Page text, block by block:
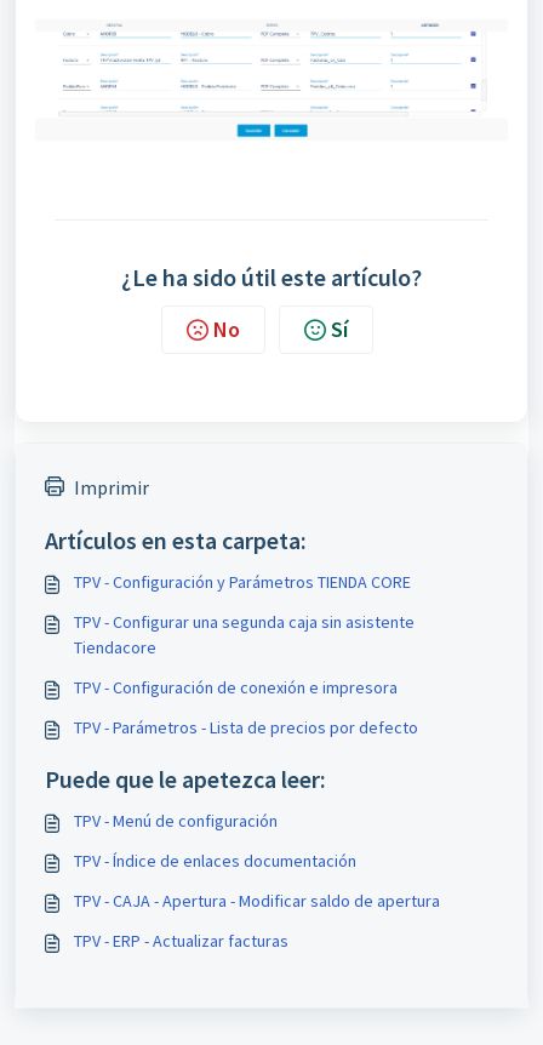
¿Le ha sido útil este artículo?
No Sí
Imprimir
Artículos en esta carpeta:
TPV - Configuración y Parámetros TIENDA CORE
TPV - Configurar una segunda caja sin asistente
Tiendacore
TPV - Configuración de conexión e impresora
TPV - Parámetros - Lista de precios por defecto
Puede que le apetezca leer:
TPV - Menú de configuración
TPV - Índice de enlaces documentación
TPV - CAJA - Apertura - Modificar saldo de apertura
TPV - ERP - Actualizar facturas